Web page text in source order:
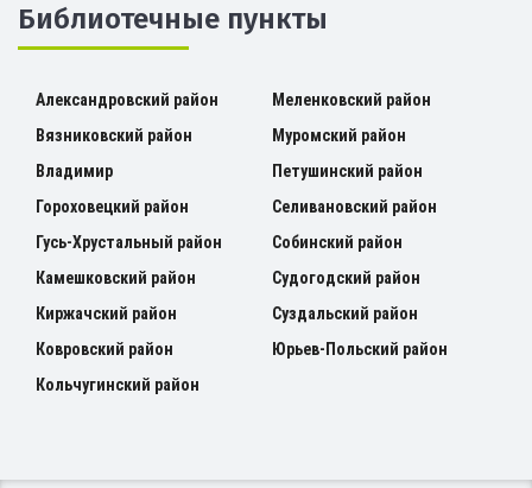
Библиотечные пункты
Александровский район
Вязниковский район
Владимир
Гороховецкий район
Гусь-Хрустальный район
Камешковский район
Киржачский район
Ковровский район
Кольчугинский район
Меленковский район
Муромский район
Петушинский район
Селивановский район
Собинский район
Судогодский район
Суздальский район
Юрьев-Польский район